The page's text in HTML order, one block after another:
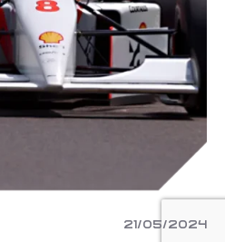
21/05/2024